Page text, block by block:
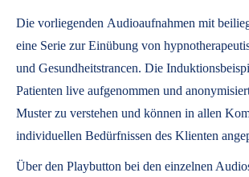
Die vorliegenden Audioaufnahmen mit
eine Serie zur Einübung von
und Gesundheitstrancen. Die
Patienten live aufgenommen und
Muster zu verstehen und können in allen
individuellen Bedürfnissen des Klienten
Über den Playbutton bei den einzelnen